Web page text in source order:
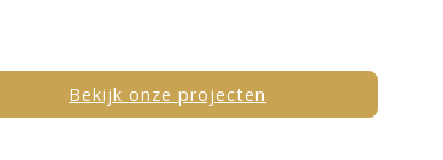
Bekijk onze projecten